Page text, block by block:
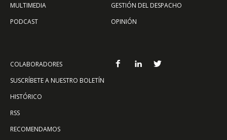
MULTIMEDIA
PODCAST
GESTIÓN DEL DESPACHO
OPINIÓN
COLABORADORES
SUSCRÍBETE A NUESTRO BOLETÍN
HISTÓRICO
RSS
RECOMENDAMOS